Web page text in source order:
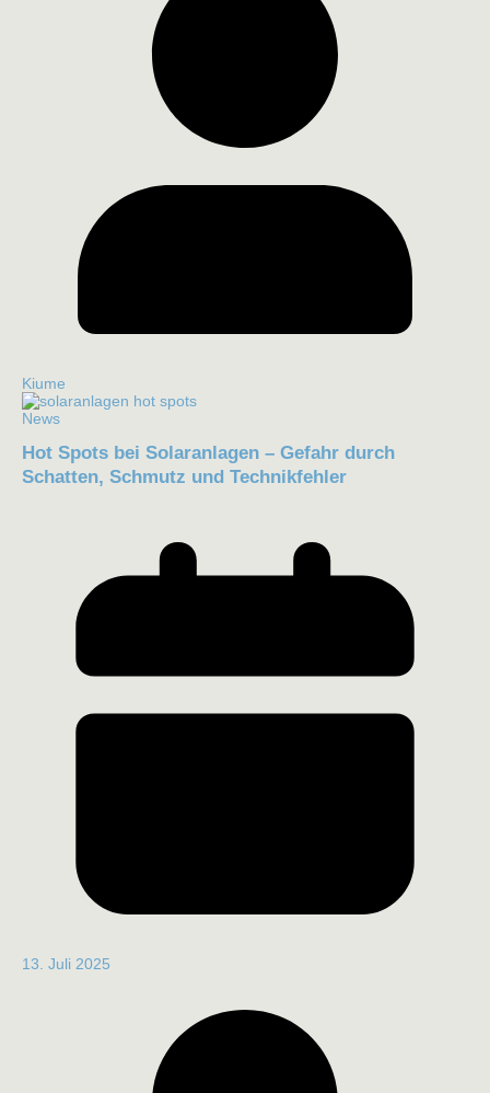
Kiume
News
Hot Spots bei Solaranlagen – Gefahr durch
Schatten, Schmutz und Technikfehler
13. Juli 2025